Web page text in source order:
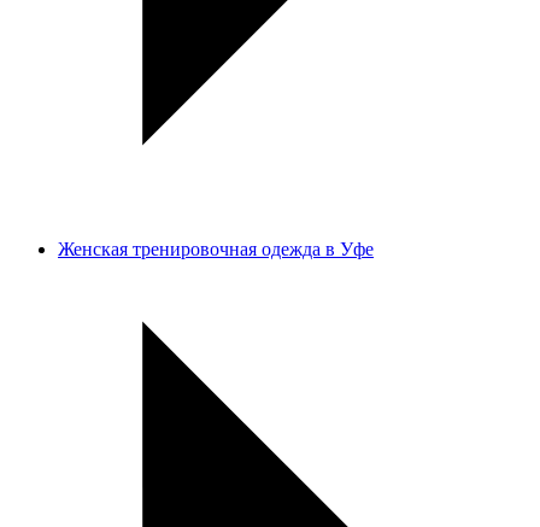
Женская тренировочная одежда в Уфе